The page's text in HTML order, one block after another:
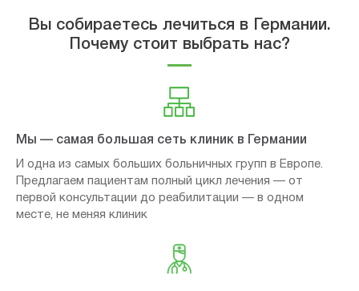
Вы собираетесь лечиться в Германии.
Почему стоит выбрать нас?
Мы — самая большая сеть клиник в Германии
И одна из самых больших больничных групп в Европе.
Предлагаем пациентам полный цикл лечения — от
первой консультации до реабилитации — в одном
месте, не меняя клиник